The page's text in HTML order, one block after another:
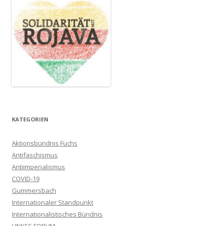
KATEGORIEN
Aktionsbündnis Fuchs
Antifaschismus
Antiimperialismus
COVID-19
Gummersbach
Internationaler Standpunkt
Internationalistisches Bündnis